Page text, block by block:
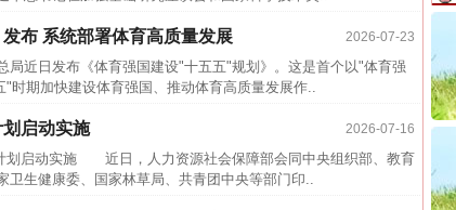
2026-07-23
发布 系统部署体育高质量发展
近日发布《体育强国建设"十五五"规划》。这是首个以"体育强
时期加快建设体育强国、推动体育高质量发展作..
2026-07-16
启动实施
启动实施 近日，人力资源社会保障部会同中央组织部、教育
卫生健康委、国家林草局、共青团中央等部门印..
谢谢有你温暖了四季